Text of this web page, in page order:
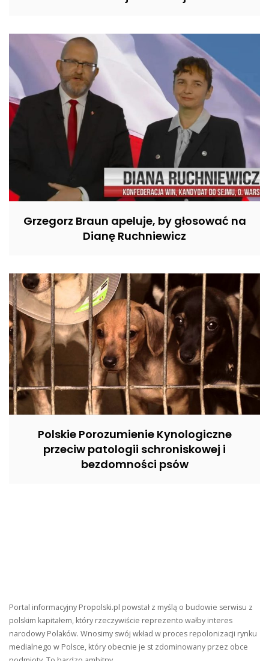
Grzegorz Braun apeluje, by głosować na
Dianę Ruchniewicz
Polskie Porozumienie Kynologiczne
przeciw patologii schroniskowej i
bezdomności psów
Portal informacyjny Propolski.pl powstał z myślą o budowie serwisu z
polskim kapitałem, który rzeczywiście reprezento wałby interes
narodowy Polaków. Wnosimy swój wkład w proces repolonizacji rynku
medialnego w Polsce, który obecnie je st zdominowany przez obce